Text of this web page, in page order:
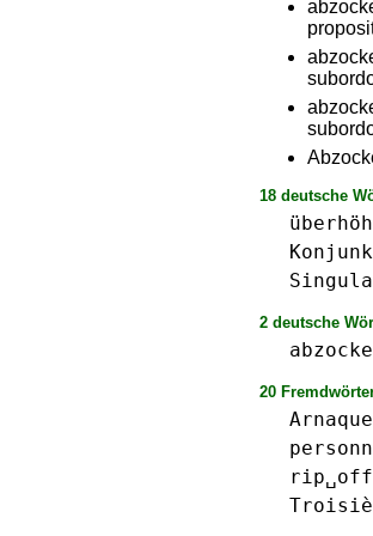
18 deutsche
2 deutsche
20
Arnaque
rip␣off